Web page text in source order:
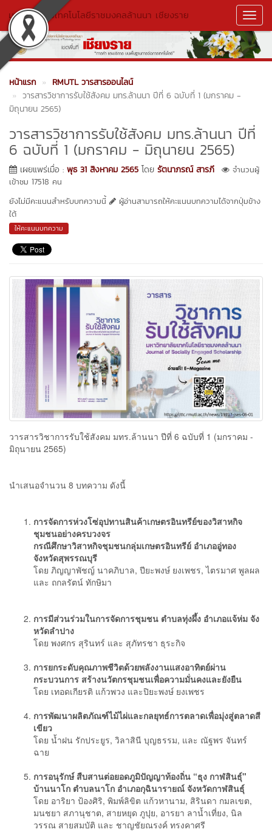
มหาวิทยาลัยเทคโนโลยีราชมงคลล้านนา เชียงราย
หน้าแรก
RMUTL วารสารออนไลน์
วารสารวิชาการรับใช้สังคม มทร.ล้านนา ปีที่ 6 ฉบับที่ 1 (มกราคม -
มิถุนายน 2565)
วารสารวิชาการรับใช้สังคม มทร.ล้านนา ปีที่
6 ฉบับที่ 1 (มกราคม - มิถุนายน 2565)
เผยแพร่เมื่อ : พุธ 31 สิงหาคม 2565 โดย รัตนาภรณ์ สารภี
จำนวนผู้
เข้าชม 17518 คน
ยังไม่มีคะแนนสำหรับบทความนี้
ผู้อ่านสามารถให้คะแนนบทความได้จากปุ่มข้าง
ใต้
ให้คะแนนบทความ
วารสารวิชาการรับใช้สังคม มทร.ล้านนา ปีที่ 6 ฉบับที่ 1 (มกราคม -
มิถุนายน 2565)
นำเสนอจำนวน 8 บทความ ดังนี้
การจัดการห่วงโซ่อุปทานสินค้าเกษตรอินทรีย์ของวิสาหกิจ
ชุมชนอย่างครบวงจร
กรณีศึกษาวิสาหกิจชุมชนกลุ่มเกษตรอินทรีย์ อําเภออู่ทอง
จังหวัดสุพรรณบุรี
โดย ภิญญาพัชญ์ นาคภิบาล, ปียะพงษ์ ยงเพชร, ไตรมาศ พูลผล
และ ถกลรัตน์ ทักษิมา
การมีส่วนร่วมในการจัดการชุมชน ตําบลทุ่งผึ้ง อําเภอแจ้ห่ม จัง
หวัดลําปาง
โดย พงศกร สุรินทร์ และ สุภัทรชา ธุระกิจ
การยกระดับคุณภาพชีวิตด้วยพลังงานแสงอาทิตย์ผ่าน
กระบวนการ สร้างนวัตกรชุมชนเพื่อความมั่นคงและยังยืน
โดย เทอดเกียรติ แก้วพวง และปิยะพงษ์ ยงเพชร
การพัฒนาผลิตภัณฑ์ไม้ไผ่และกลยุทธ์การตลาดเพื่อมุ่งสู่ตลาดสี
เขียว
โดย น้ำฝน รักประยูร, วิลาสินี บุญธรรม, และ ณัฐพร จันทร์
ฉาย
การอนุรักษ์ สืบสานต่อยอดภูมิปัญญาท้องถิ่น “ธุง กาฬสินธุ์"
บ้านนาโก ตําบลนาโก อําเภอกุฉินารายณ์ จังหวัดกาฬสินธุ์
โดย อาริยา ป้องศิริ, พิมพ์ลิขิต แก้วหานาม, สิรินดา กมลเขต,
มนชยา สภานุชาต, สายหยุด ภูปุย, อารยา ลาน้ำเที่ยง, นิล
วรรณ สายสมบัติ และ ชาญชัยณรงค์ ทรงคาศรี